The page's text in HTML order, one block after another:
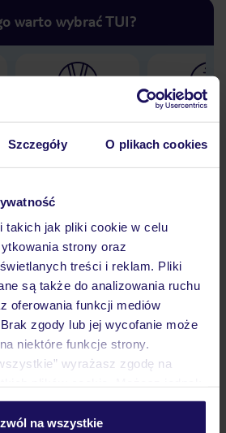
Szczegóły O plikach cookies
takich jak pliki cookie w celu
strony oraz
treści i reklam. Pliki
są także do analizowania ruchu
oferowania funkcji mediów
zgody lub jej wycofanie może
niektóre funkcje strony.
wyrażasz zgodę na
wchodząc w zakładkę
na wszystkie
warto wybrać TUI?
podróży w Polsce
30 lat w